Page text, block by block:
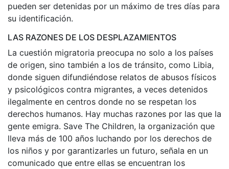
pueden ser detenidas por un máximo de tres días para
su identificación.
LAS RAZONES DE LOS DESPLAZAMIENTOS
La cuestión migratoria preocupa no solo a los países
de origen, sino también a los de tránsito, como Libia,
donde siguen difundiéndose relatos de abusos físicos
y psicológicos contra migrantes, a veces detenidos
ilegalmente en centros donde no se respetan los
derechos humanos. Hay muchas razones por las que la
gente emigra. Save The Children, la organización que
lleva más de 100 años luchando por los derechos de
los niños y por garantizarles un futuro, señala en un
comunicado que entre ellas se encuentran los